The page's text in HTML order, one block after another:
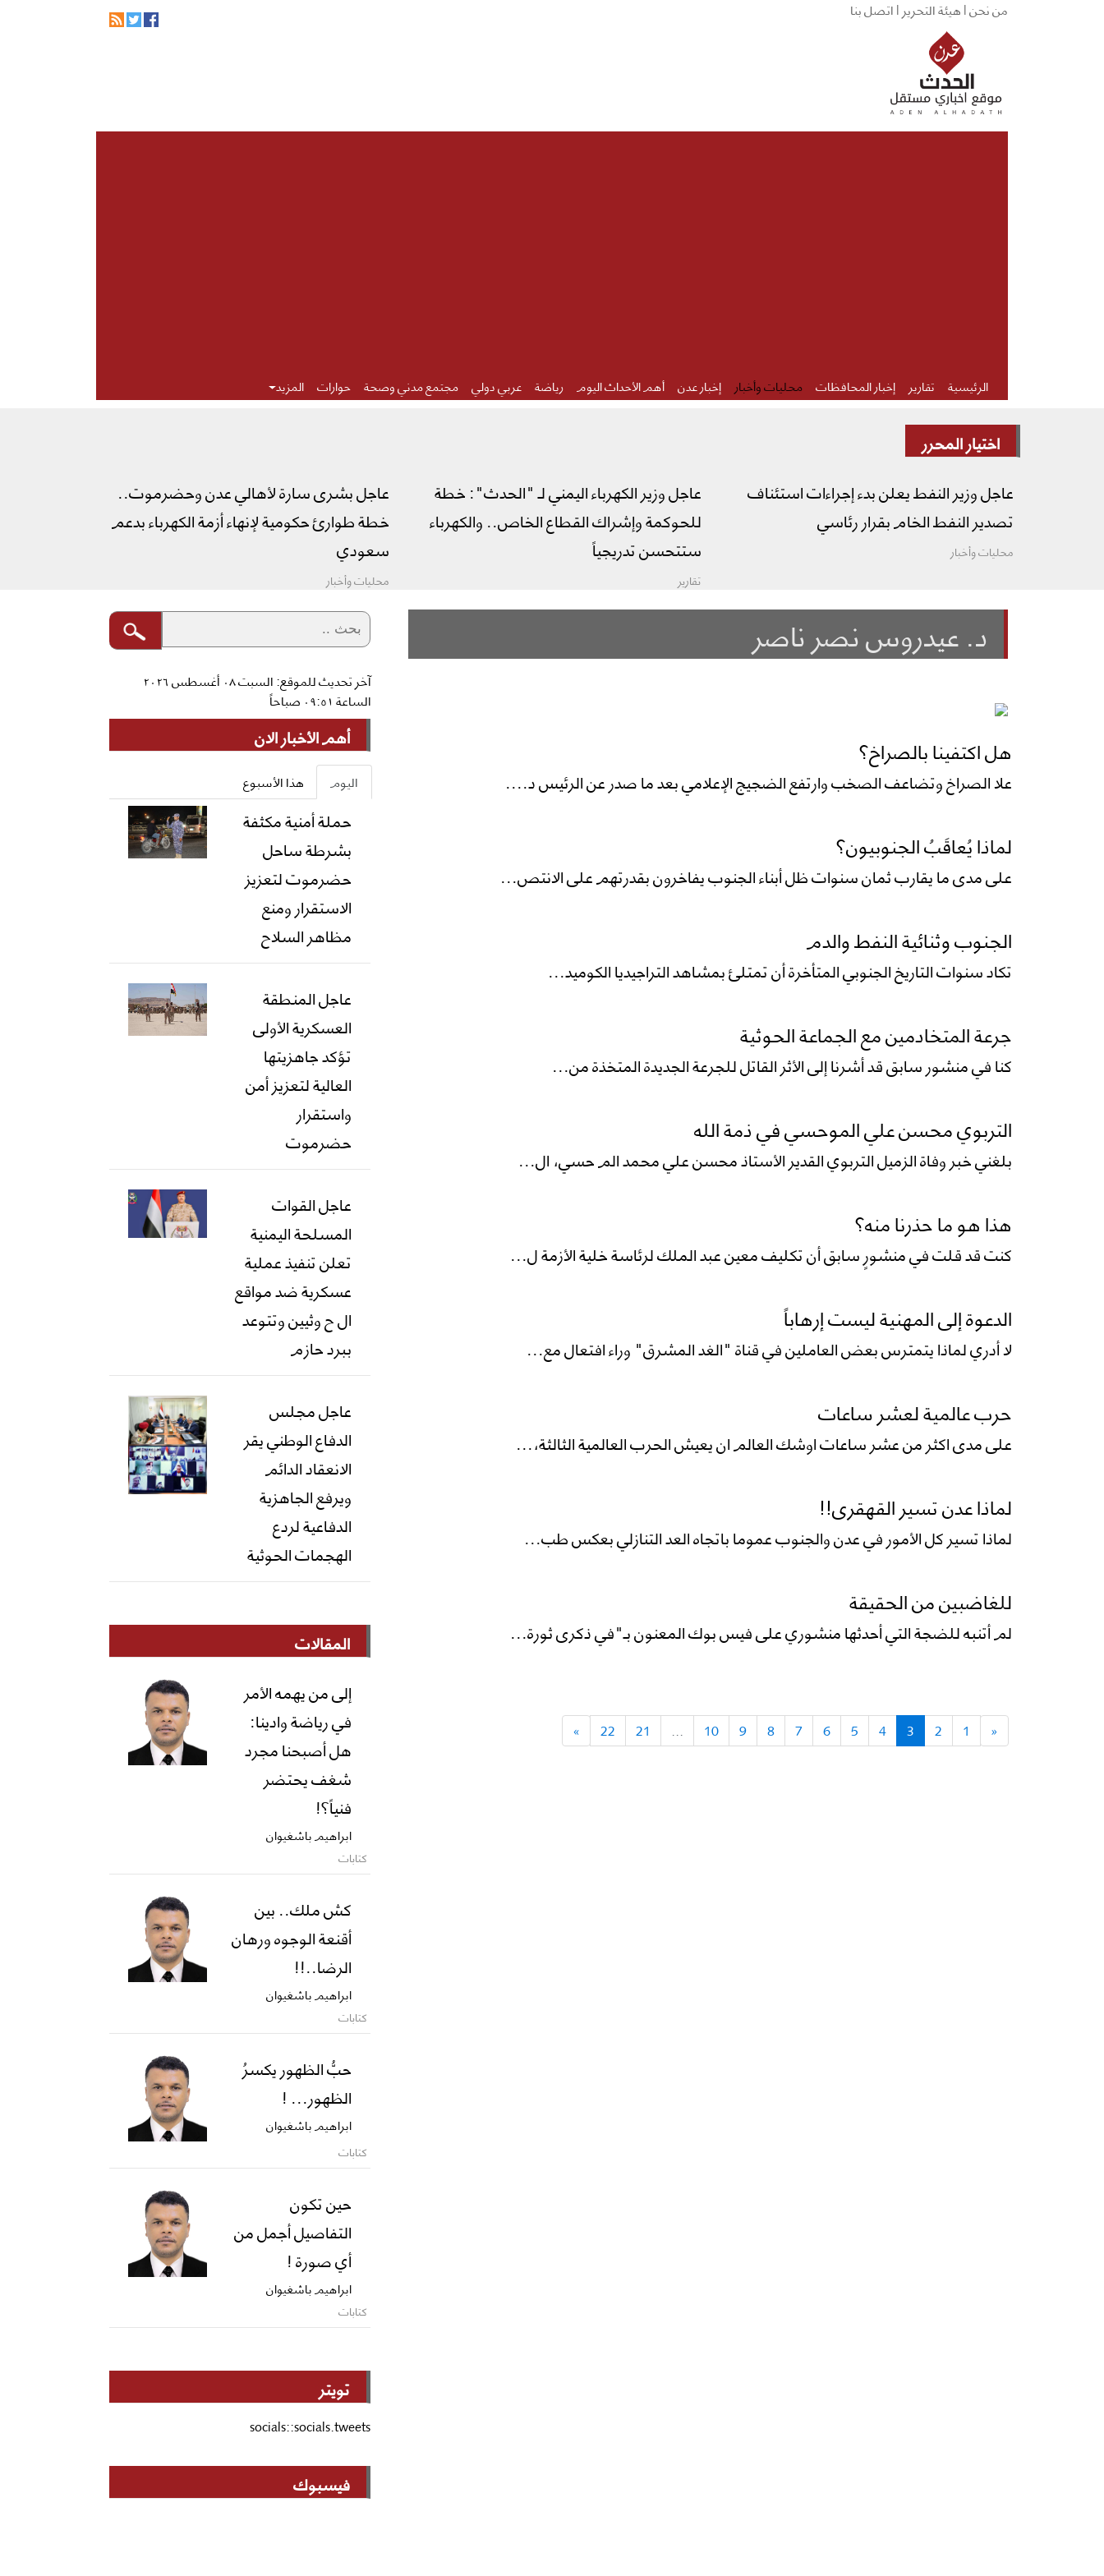
من نحن |هيئة التحرير |اتصل بنا
الرئيسية تقارير إخبار المحافظات محليات وأخبار إخبار عدن أهم الأحداث اليوم رياضة عربي دولي مجتمع مدني وصحة حوارات المزيد
اختيار المحرر
عاجل وزير النفط يعلن بدء إجراءات استئناف
تصدير النفط الخام بقرار رئاسي
محليات وأخبار
عاجل وزير الكهرباء اليمني لـ "الحدث": خطة
للحوكمة وإشراك القطاع الخاص.. والكهرباء
ستتحسن تدريجياً
تقارير
عاجل بشرى سارة لأهالي عدن وحضرموت..
خطة طوارئ حكومية لإنهاء أزمة الكهرباء بدعم
سعودي
محليات وأخبار
د. عيدروس نصر ناصر
هل اكتفينا بالصراخ؟
علا الصراخ وتضاعف الصخب وارتفع الضجيج الإعلامي بعد ما صدر عن الرئيس د....
لماذا يُعاقَبُ الجنوبيون؟
على مدى ما يقارب ثمان سنوات ظل أبناء الجنوب يفاخرون بقدرتهم على الانتص...
الجنوب وثنائية النفط والدم
تكاد سنوات التاريخ الجنوبي المتأخرة أن تمتلئ بمشاهد التراجيديا الكوميد...
جرعة المتخادمين مع الجماعة الحوثية
كنا في منشور سابق قد أشرنا إلى الأثر القاتل للجرعة الجديدة المتخذة من...
التربوي محسن علي الموحسي في ذمة الله
بلغني خبر وفاة الزميل التربوي القدير الأستاذ محسن علي محمد الم حسي، ال...
هذا هو ما حذرنا منه؟
كنت قد قلت في منشورٍ سابق أن تكليف معين عبد الملك لرئاسة خلية الأزمة ل...
الدعوة إلى المهنية ليست إرهاباً
لا أدري لماذا يتمترس بعض العاملين في قناة "الغد المشرق" وراء افتعال مع...
حرب عالمية لعشر ساعات
على مدى اكثر من عشر ساعات اوشك العالم ان يعيش الحرب العالمية الثالثة،...
لماذا عدن تسير القهقرى!!
لماذا تسير كل الأمور في عدن والجنوب عموما باتجاه العد التنازلي بعكس طب...
للغاضبين من الحقيقة
لم أتنبه للضجة التي أحدثها منشوري على فيس بوك المعنون بـ"في ذكرى ثورة...
«
1
2
3
4
5
6
7
8
9
10
...
21
22
»
آخر تحديث للموقع: السبت ٠٨ أغسطس ٢٠٢٦
الساعة ٠٩:٥١ صباحاً
أهم الأخبار الان
اليوم هذا الأسبوع
حملة أمنية مكثفة
بشرطة ساحل
حضرموت لتعزيز
الاستقرار ومنع
مظاهر السلاح
عاجل المنطقة
العسكرية الأولى
تؤكد جاهزيتها
العالية لتعزيز أمن
واستقرار
حضرموت
عاجل القوات
المسلحة اليمنية
تعلن تنفيذ عملية
عسكرية ضد مواقع
ال ح وثيين وتتوعد
ببرد حازم
عاجل مجلس
الدفاع الوطني يقر
الانعقاد الدائم
ويرفع الجاهزية
الدفاعية لردع
الهجمات الحوثية
المقالات
إلى من يهمه الأمر
في رياضة وادينا:
هل أصبحنا مجرد
شغف يحتضر
فنياً؟!
ابراهيم باشغيوان
كتابات
كش ملك.. بين
أقنعة الوجوه ورهان
الرضا..!!
ابراهيم باشغيوان
كتابات
حبُّ الظهور يكسرُ
الظهور... !
ابراهيم باشغيوان
كتابات
حين تكون
التفاصيل أجمل من
أي صورة !
ابراهيم باشغيوان
كتابات
تويتر
socials::socials.tweets
فيسبوك